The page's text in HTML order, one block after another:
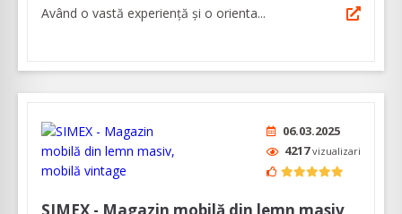
Având o vastă experienţă şi o orienta...
06.03.2025
4217vizualizari